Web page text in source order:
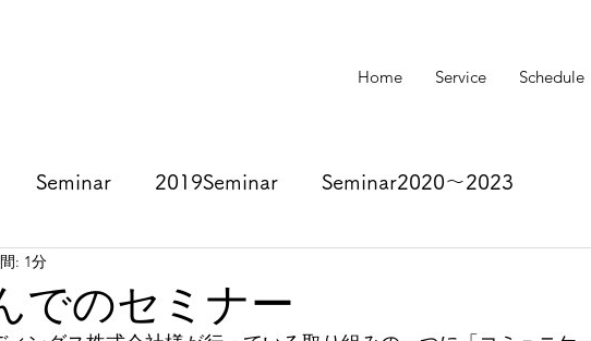
Home Service Schedule
Seminar 2019Seminar Seminar2020～2023
でのセミナー
: 1分